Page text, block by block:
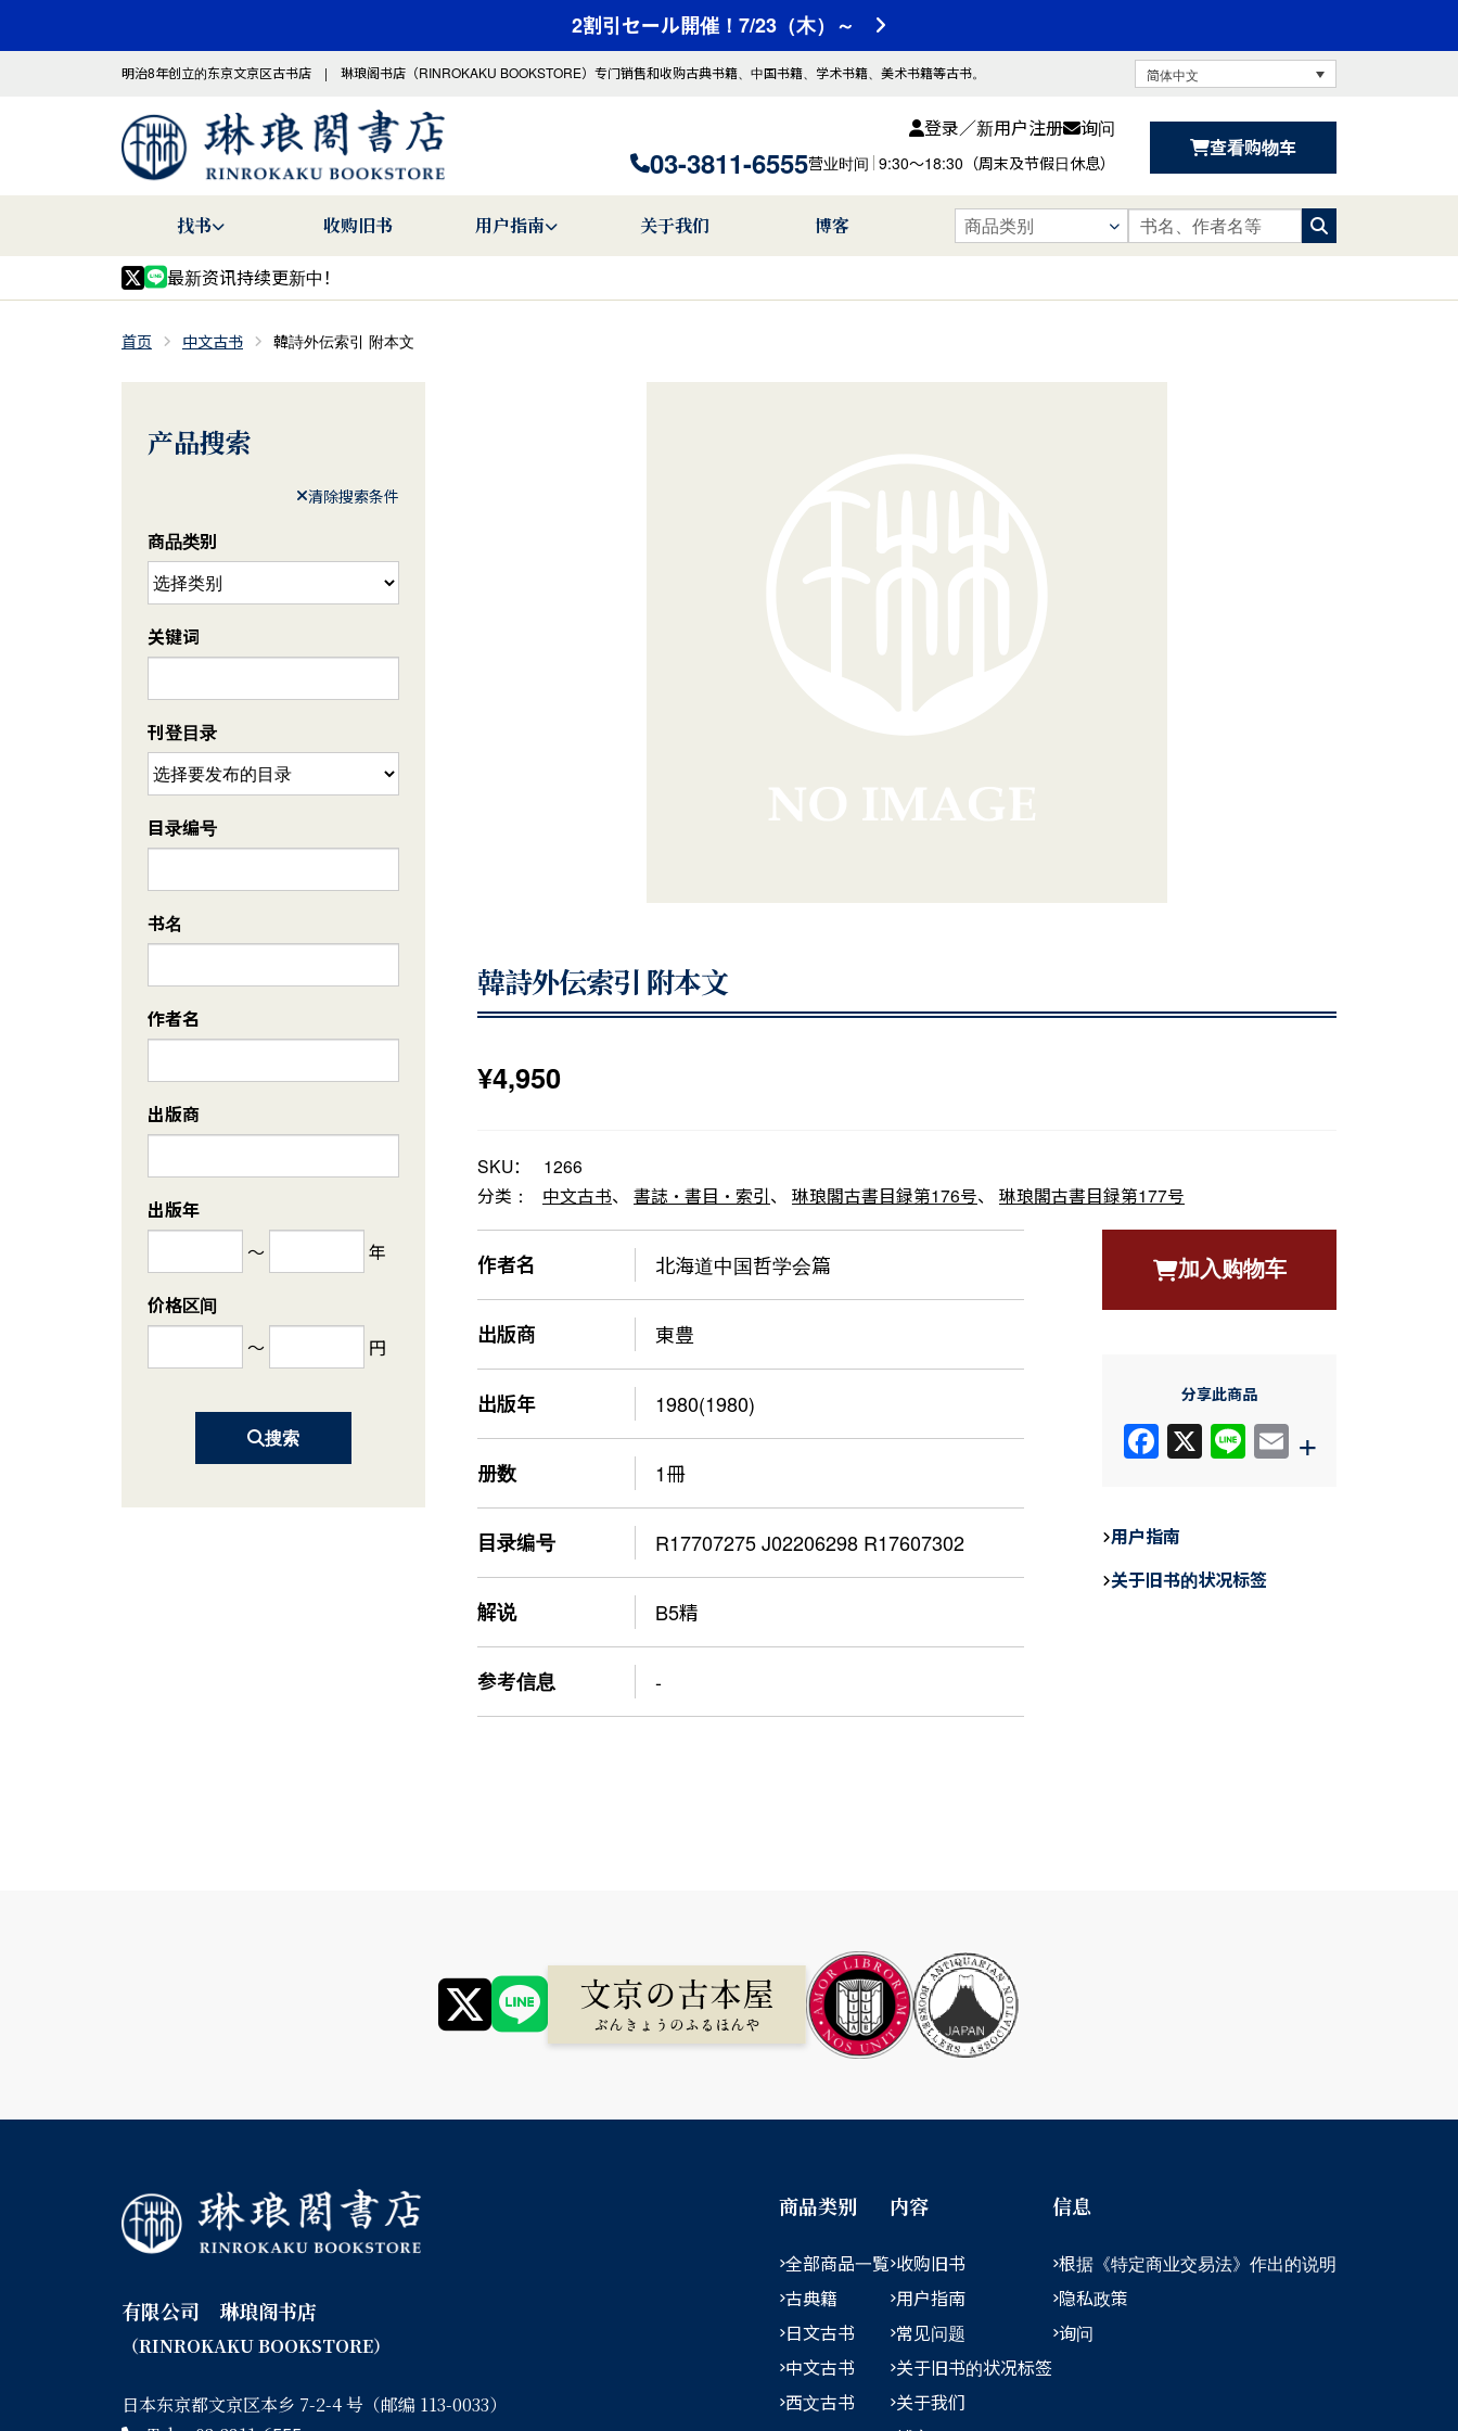
2割引セール開催！7/23（木）～
明治8年创立的东京文京区古书店 | 琳琅阁书店（RINROKAKU BOOKSTORE）专门销售和收购古典书籍、中国书籍、学术书籍、美术书籍等古书。 简体中文
登录／新用户注册 询问
03-3811-6555营业时间 9:30〜18:30（周末及节假日休息）
查看购物车
找书 收购旧书 用户指南 关于我们 博客
最新资讯持续更新中！
首页 中文古书 韓詩外伝索引 附本文
韓詩外伝索引 附本文
¥4,950
SKU：
1266
分类：
中文古书、 書誌・書目・索引、 琳琅閣古書目録第176号、 琳琅閣古書目録第177号
作者名 北海道中国哲学会篇
出版商 東豊
出版年 1980(1980)
册数 1冊
目录编号 R17707275 J02206298 R17607302
解说 B5精
参考信息 -
加入购物车
分享此商品
F
e
b
X Li E
+
用户指南
关于旧书的状况标签
产品搜索
清除搜索条件
商品类别
关键词
刊登目录
目录编号
书名
作者名
出版商
出版年
～
年
价格区间
～
円
搜索
有限公司 琳琅阁书店
（RINROKAKU BOOKSTORE）
日本东京都文京区本乡 7-2-4 号（邮编 113-0033）
商品类别
全部商品一覧
古典籍
日文古书
中文古书
西文古书
内容
收购旧书
用户指南
常见问题
关于旧书的状况标签
关于我们
信息
根据《特定商业交易法》作出的说明
隐私政策
询问